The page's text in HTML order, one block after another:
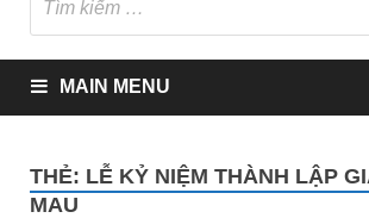
MAIN MENU
THẺ: LỄ KỶ NIỆM THÀNH LẬP
MAU